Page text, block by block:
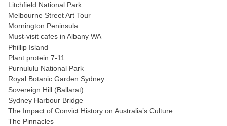
Litchfield National Park
Melbourne Street Art Tour
Mornington Peninsula
Must-visit cafes in Albany WA
Phillip Island
Plant protein 7-11
Purnululu National Park
Royal Botanic Garden Sydney
Sovereign Hill (Ballarat)
Sydney Harbour Bridge
The Impact of Convict History on Australia’s Culture
The Pinnacles